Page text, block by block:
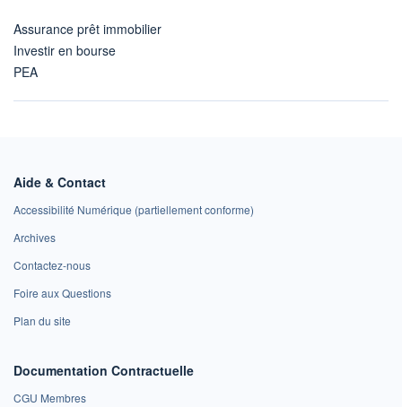
Assurance prêt immobilier
Investir en bourse
PEA
Aide & Contact
Accessibilité Numérique (partiellement conforme)
Archives
Contactez-nous
Foire aux Questions
Plan du site
Documentation Contractuelle
CGU Membres